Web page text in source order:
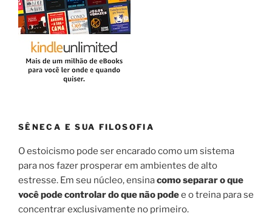
SÊNECA E SUA FILOSOFIA
O estoicismo pode ser encarado como um sistema
para nos fazer prosperar em ambientes de alto
estresse. Em seu núcleo, ensinacomo separar o que
você pode controlar do que não podee o treina para se
concentrar exclusivamente no primeiro.